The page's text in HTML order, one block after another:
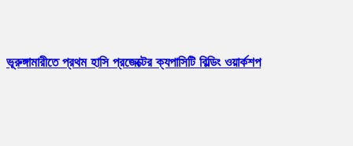
ভূরুঙ্গামারীতে প্রথম হাসি প্রজেক্টের ক্যপাসিটি বিল্ডিং ওয়ার্কশপ